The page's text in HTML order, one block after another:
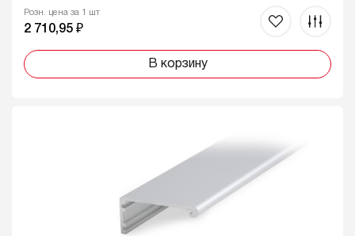
Розн. цена за 1 шт
2 710,95 ₽
В корзину